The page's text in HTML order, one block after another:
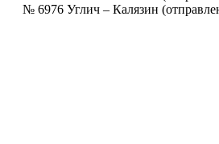
№ 6976 Углич – Калязин